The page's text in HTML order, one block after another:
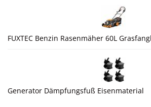
FUXTEC Benzin Rasenmäher 60L
Generator Dämpfungsfuß Eisenmaterial